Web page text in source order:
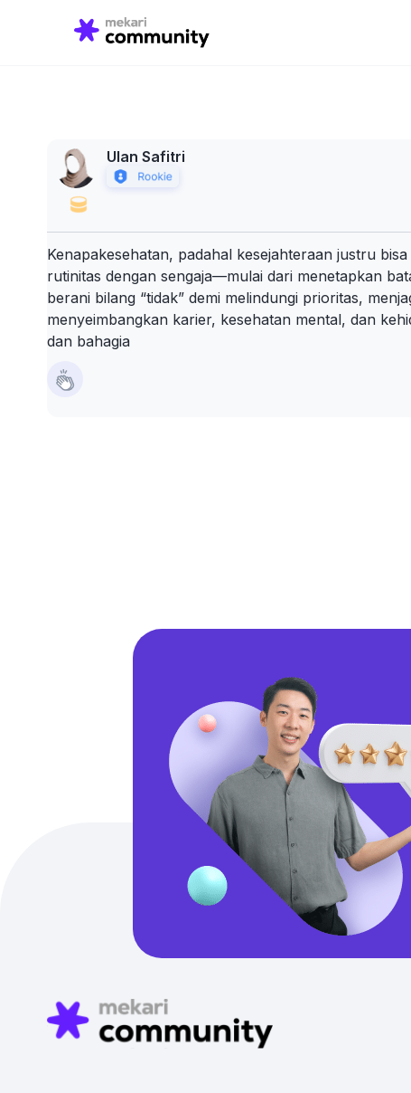
for:
Ulan Safitri
Kenapakesehatan, padahal kesejahteraan justru
rutinitas dengan sengaja—mulai dari menetapkan
berani bilang “tidak” demi melindungi prioritas,
menyeimbangkan karier, kesehatan mental, dan
dan bahagia